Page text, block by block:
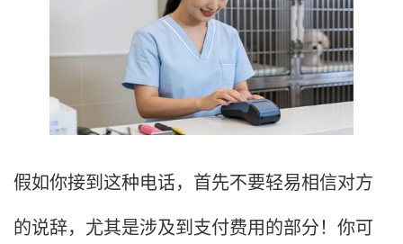
假如你接到这种电话，首先不要轻易相信对方
的说辞，尤其是涉及到支付费用的部分！你可